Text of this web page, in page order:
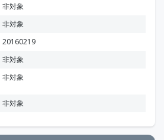
非対象
非対象
20160219
非対象
非対象
非対象